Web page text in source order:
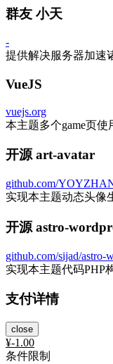
群友 小天
-
提供解决服务器加速
VueJS
vuejs.org
本主题多个game页使
开源 art-avatar
github.com/
实现本主题动态头像
开源 astro-
github.com/sijad/astro-
实现本主题代码PHP
支付详情
close
¥-1.00
条件限制